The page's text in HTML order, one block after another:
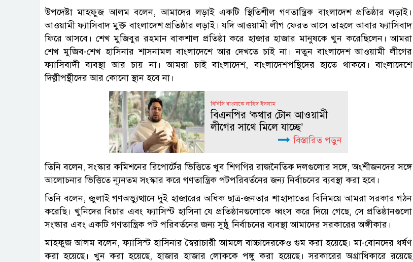
উপদেষ্টা মাহফুজ আলম বলেন, আমাদের লড়াই একটি স্থিতিশীল গণতান্ত্রিক বাংলাদেশ প্রতিষ্ঠার লড়াই।
আওয়ামী ফ্যাসিবাদ মুক্ত বাংলাদেশ প্রতিষ্ঠার লড়াই। যদি আওয়ামী লীগ ফেরত আসে তাহলে আবার ফ্যাসিবাদ
ফিরে আসবে। শেখ মুজিবুর রহমান বাকশাল প্রতিষ্ঠা করে হাজার হাজার মানুষকে খুন করেছিলেন। আমরা
শেখ মুজিব-শেখ হাসিনার শাসনামল বাংলাদেশে আর দেখতে চাই না। নতুন বাংলাদেশ আওয়ামী লীগের
ফ্যাসিবাদী ব্যবস্থা আর চায় না। আমরা চাই বাংলাদেশ, বাংলাদেশপন্থিদের হাতে থাকবে। বাংলাদেশে
দিল্লীপন্থীদের আর কোনো স্থান হবে না।
বিবিসি বাংলাকে নাহিদ ইসলাম
বিএনপির ‍‍‘কথার টোন আওয়ামী
লীগের সাথে মিলে যাচ্ছে‍‍’
বিস্তারিত পড়ুন
তিনি বলেন, সংস্কার কমিশনের রিপোর্টের ভিত্তিতে খুব শিগগির রাজনৈতিক দলগুলোর সঙ্গে, অংশীজনদের সঙ্গে
আলোচনার ভিত্তিতে ন্যূনতম সংস্কার করে গণতান্ত্রিক পটপরিবর্তনের জন্য নির্বাচনের ব্যবস্থা করা হবে।
তিনি বলেন, জুলাই গণঅভ্যুত্থানে দুই হাজারের অধিক ছাত্র-জনতার শাহাদাতের বিনিময়ে আমরা সরকার গঠন
করেছি। খুনিদের বিচার এবং ফ্যাসিস্ট হাসিনা যে প্রতিষ্ঠানগুলোকে ধ্বংস করে দিয়ে গেছে, সে প্রতিষ্ঠানগুলো
সংস্কার এবং একটি গণতান্ত্রিক পট পরিবর্তনের জন্য সুষ্ঠু নির্বাচনের ব্যবস্থা আমাদের সরকারের অঙ্গীকার।
মাহফুজ আলম বলেন, ফ্যাসিস্ট হাসিনার স্বৈরাচারী আমলে বাচ্চাদেরকেও গুম করা হয়েছে। মা-বোনদের ধর্ষণ
করা হয়েছে। খুন করা হয়েছে, হাজার হাজার লোককে পঙ্গু করা হয়েছে। সরকারের অগ্রাধিকারে রয়েছে